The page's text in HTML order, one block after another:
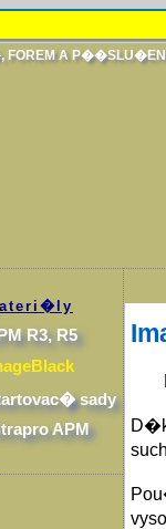
FOREM A
R3, R5
sady
APM